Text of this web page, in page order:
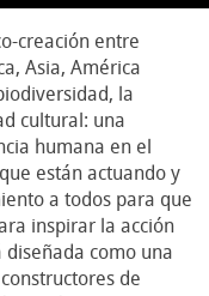
creación entre
Asia, América
la
cultural: una
humana en el
están actuando y
a todos para que
inspirar la acción
como una
de